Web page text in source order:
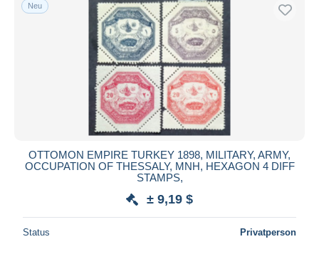
Neu
OTTOMON EMPIRE TURKEY 1898, MILITARY, ARMY,
OCCUPATION OF THESSALY, MNH, HEXAGON 4 DIFF
STAMPS,
± 9,19 $
Status Privatperson